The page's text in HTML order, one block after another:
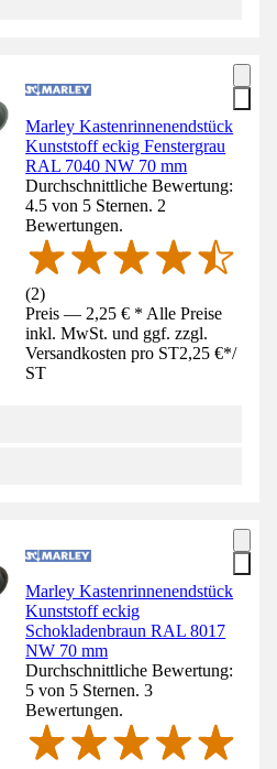
Marley Kastenrinnenendstück
Kunststoff eckig Fenstergrau
RAL 7040 NW 70 mm
Durchschnittliche Bewertung:
4.5 von 5 Sternen. 2
Bewertungen.
(2)
Preis — 2,25 € * Alle Preise
inkl. MwSt. und ggf. zzgl.
Versandkosten pro ST2,25 €*/
ST
Marley Kastenrinnenendstück
Kunststoff eckig
Schokladenbraun RAL 8017
NW 70 mm
Durchschnittliche Bewertung:
5 von 5 Sternen. 3
Bewertungen.